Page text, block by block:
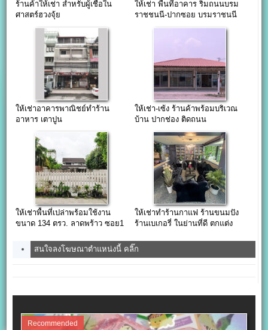
ร้านค้าให้เช่า สำหรับผู้เชื่อใน
ศาสตร์ฮวงจุ้ย
ให้เช่า พื้นที่อาคาร ริมถนนบรม
ราชชนนี-ปากซอย บรมราชนนี
ให้เช่าอาคารพาณิชย์ทำร้าน
อาหาร เตาปูน
ให้เช่า-เซ้ง ร้านค้าพร้อมบริเวณ
บ้าน ปากช่อง ติดถนน
ให้เช่าพื้นที่เปล่าพร้อมใช้งาน
ขนาด 134 ตรว. ลาดพร้าว ซอย1
ให้เช่าทำร้านกาแฟ ร้านขนมปัง
ร้านเบเกอรี่ ในย่านที่ดี ตกแต่ง
สนใจลงโฆษณาตำแหน่งนี้ คลิ๊ก
Recommended